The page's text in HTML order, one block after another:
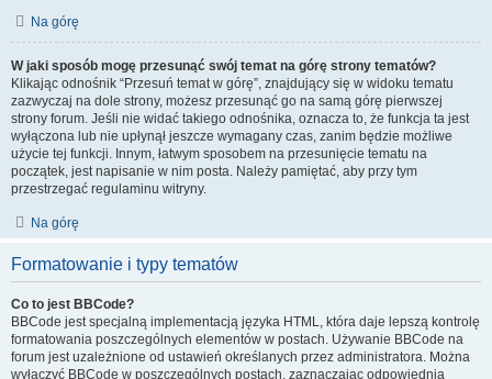
Na górę
W jaki sposób mogę przesunąć swój temat na górę strony tematów?
Klikając odnośnik “Przesuń temat w górę”, znajdujący się w widoku tematu
zazwyczaj na dole strony, możesz przesunąć go na samą górę pierwszej
strony forum. Jeśli nie widać takiego odnośnika, oznacza to, że funkcja ta jest
wyłączona lub nie upłynął jeszcze wymagany czas, zanim będzie możliwe
użycie tej funkcji. Innym, łatwym sposobem na przesunięcie tematu na
początek, jest napisanie w nim posta. Należy pamiętać, aby przy tym
przestrzegać regulaminu witryny.
Na górę
Formatowanie i typy tematów
Co to jest BBCode?
BBCode jest specjalną implementacją języka HTML, która daje lepszą kontrolę
formatowania poszczególnych elementów w postach. Używanie BBCode na
forum jest uzależnione od ustawień określanych przez administratora. Można
wyłączyć BBCode w poszczególnych postach, zaznaczając odpowiednią